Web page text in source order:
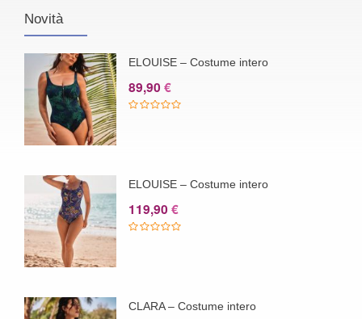
Novità
ELOUISE – Costume intero
89,90€
ELOUISE – Costume intero
119,90€
CLARA – Costume intero